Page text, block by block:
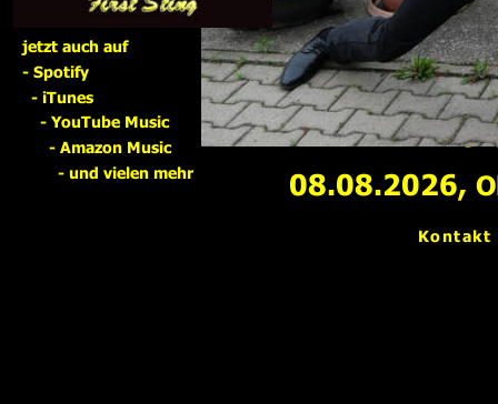
08.08.2026,
jetzt auch auf
- Spotify
  - iTunes
    - YouTube Music
      - Amazon Music
        - und vielen mehr